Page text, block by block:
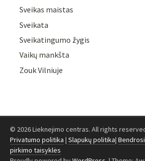
Sveikas maistas
Sveikata
Sveikatingumo žygis
Vaikų mankšta
Zouk Vilniuje
© 2026 Lieknejimo centras. All rights
Privatumo politika | Slapukų politika|
pirkimo taisyklės